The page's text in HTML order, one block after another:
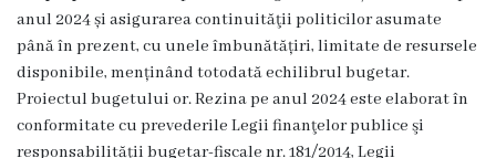
Dispozițiile
primarului
Plăți
anul 2024 și asigurarea continuităţii politicilor asumate
până în prezent, cu unele îmbunătățiri, limitate de resursele
disponibile, menținând totodată echilibrul bugetar.
Proiectul bugetului or. Rezina pe anul 2024 este elaborat în
conformitate cu prevederile Legii finanţelor publice şi
responsabilităţii bugetar-fiscale nr. 181/2014, Legii